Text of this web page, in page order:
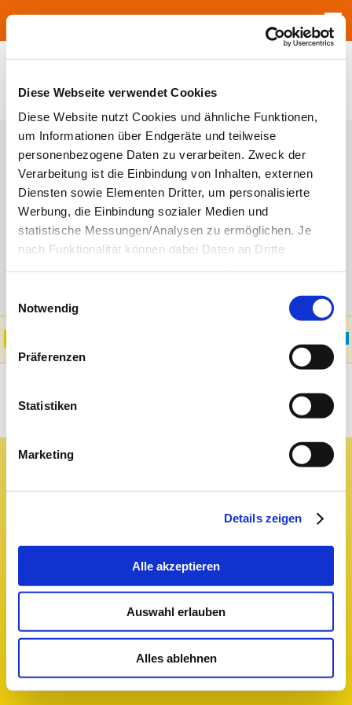
Diese Webseite verwendet Cookies
Diese Website nutzt Cookies und ähnliche Funktionen,
um Informationen über Endgeräte und teilweise
personenbezogene Daten zu verarbeiten. Zweck der
Verarbeitung ist die Einbindung von Inhalten, externen
Diensten sowie Elementen Dritter, um personalisierte
Werbung, die Einbindung sozialer Medien und
statistische Messungen/Analysen zu ermöglichen. Je
nach Funktionalität können dabei Daten an Dritte
Nutzung der Website nicht erforderlich. Das
Einverständnis in die Verwendung der Cookies können
Cookies auf dieser Website finden Sie in
im Impressum.
Notwendig
Präferenzen
Statistiken
Marketing
Details zeigen
Alle akzeptieren
Auswahl erlauben
Alles ablehnen
Haupt-Reiter
Anmelden(aktiver Reiter)
Neues Passwort anfordern
Benutzername
Geben Sie Ihren Höhne-Grass Umzugsunternehmen Mainz-
Benutzernamen ein.
Passwort*